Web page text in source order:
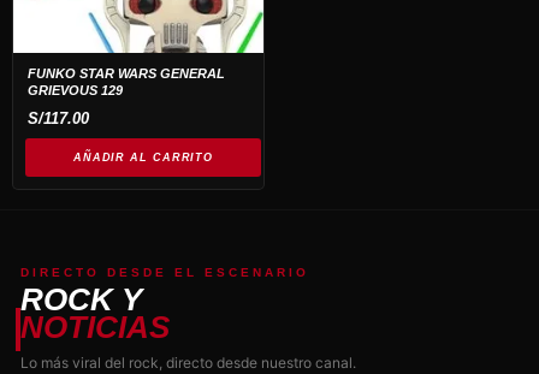
FUNKO STAR WARS GENERAL
GRIEVOUS 129
S/117.00
AÑADIR AL CARRITO
DIRECTO DESDE EL ESCENARIO
ROCK Y
NOTICIAS
Lo más viral del rock, directo desde nuestro canal.